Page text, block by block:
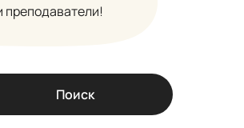
Поиск